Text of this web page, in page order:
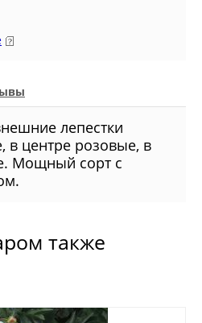
лепестки
в центре розовые, в
Мощный сорт с
также